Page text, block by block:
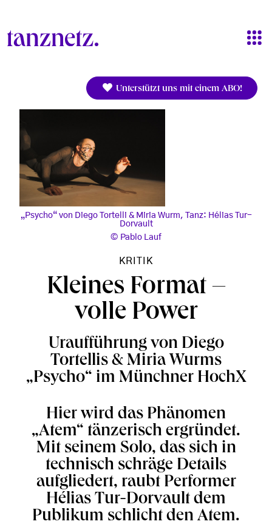
Unterstützt uns mit einem ABO!
„Psycho“ von Diego Tortelli & Miria Wurm, Tanz: Hélias Tur-
Dorvault
Pablo Lauf
KRITIK
Kleines Format –
volle Power
Uraufführung von Diego
Tortellis & Miria Wurms
„Psycho“ im Münchner HochX
Hier wird das Phänomen
„Atem“ tänzerisch ergründet.
Mit seinem Solo, das sich in
technisch schräge Details
aufgliedert, raubt Performer
Hélias Tur-Dorvault dem
Publikum schlicht den Atem.